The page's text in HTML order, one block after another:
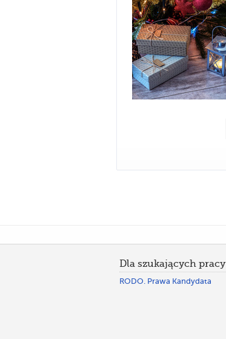
Dla szukających pracy
RODO. Prawa Kandydata